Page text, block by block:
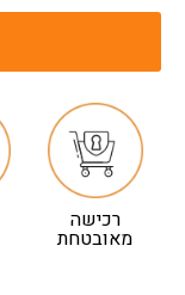
רכישה
מאובטחת